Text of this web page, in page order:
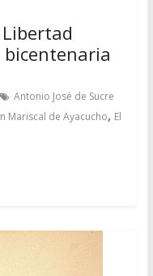
Antonio José de Sucre
Mariscal de Ayacucho, El